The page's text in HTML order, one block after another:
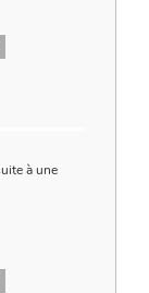
à une